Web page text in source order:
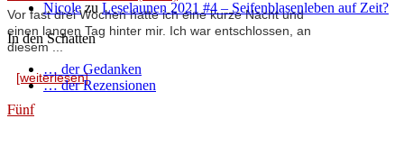
Vor fast drei Wochen hatte ich eine kurze Nacht und
einen langen Tag hinter mir. Ich war entschlossen, an
diesem ...
[weiterlesen]
Fünf
Nicolezu Leselaunen 2021 #4 – Seifenblasenleben auf Zeit?
In den Schatten
… der Gedanken
… der Rezensionen